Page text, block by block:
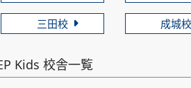
三田校 成城校
Kids 校舎一覧